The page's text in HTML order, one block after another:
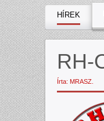
HÍREK
RH-
Írta: MRASZ.